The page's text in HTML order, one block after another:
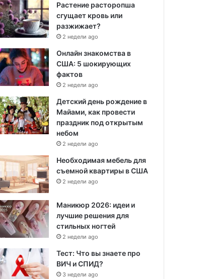
Растение расторопша
сгущает кровь или
разжижает?
2 недели ago
Онлайн знакомства в
США: 5 шокирующих
фактов
2 недели ago
Детский день рождение в
Майами, как провести
праздник под открытым
небом
2 недели ago
Необходимая мебель для
съемной квартиры в США
2 недели ago
Маникюр 2026: идеи и
лучшие решения для
стильных ногтей
2 недели ago
Тест: Что вы знаете про
ВИЧ и СПИД?
3 недели ago